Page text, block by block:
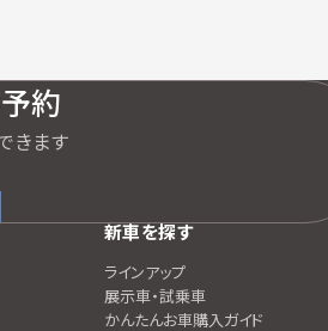
約
きます
新車を探す
ラインアップ
展示車・試乗車
かんたんお車購入ガイド